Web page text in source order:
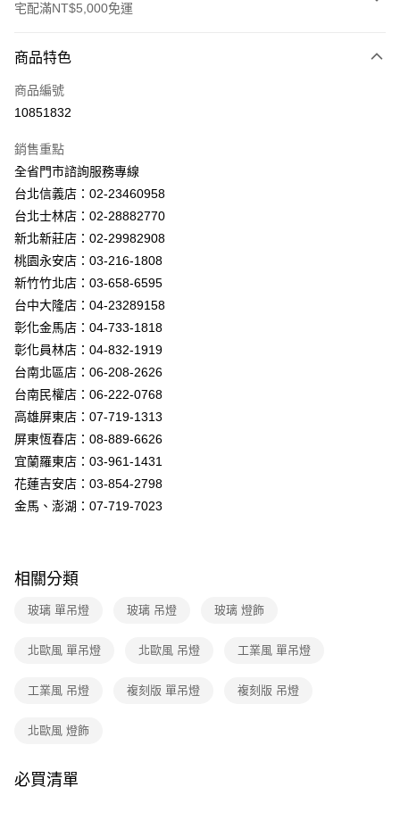
宅配滿NT$5,000免運
信用卡一次付款
LINE Pay
街口支付
悠遊付
Google Pay
全盈+PAY
AFTEE先享後付
相關說明
【關於「AFTEE先享後付」】
AFTEE先享後付是「在收到商品之後才付款」的支付方式。 讓您購物簡單
便利好安心！
１．簡單：不需註冊會員、不需綁卡、不需儲值。
３．安心：先確認商品／服務後，再付款。
【「AFTEE先享後付」結帳流程】
１．於結帳方式選擇「AFTEE先享後付」後，將跳轉至「AFTEE先享後付」
結帳頁面，進行簡訊認證並確認金額後，即可完成結帳。
２．訂單成立數日內，您將收到繳費通知簡訊。
後付繳納相關費用。
是否繳費成功／繳費後需取消欲退款等相關疑問，請聯繫「AFTEE先享後付
易，需依本服務之必要範圍內提供個人資料，並將交易相關給付款項請求債
２．關於個人資料處理事宜，請瀏覽以下網址：
「AFTEE先享後付」，若未經同意申辦者引起之損失，本公司不負相關責
任。
ATM付款
運送方式
新竹貨運宅配
商品特色
商品編號
10851832
銷售重點
全省門市諮詢服務專線
台北信義店：02-23460958
台北士林店：02-28882770
新北新莊店：02-29982908
桃園永安店：03-216-1808
新竹竹北店：03-658-6595
台中大隆店：04-23289158
彰化金馬店：04-733-1818
彰化員林店：04-832-1919
台南北區店：06-208-2626
台南民權店：06-222-0768
高雄屏東店：07-719-1313
屏東恆春店：08-889-6626
宜蘭羅東店：03-961-1431
花蓮吉安店：03-854-2798
金馬、澎湖：07-719-7023
相關分類
玻璃 單吊燈 玻璃 吊燈 玻璃 燈飾
北歐風 單吊燈 北歐風 吊燈 工業風 單吊燈
工業風 吊燈 複刻版 單吊燈 複刻版 吊燈
北歐風 燈飾
必買清單